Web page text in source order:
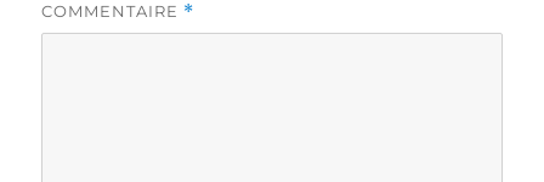
COMMENTAIRE *